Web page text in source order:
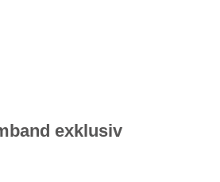
exklusiv